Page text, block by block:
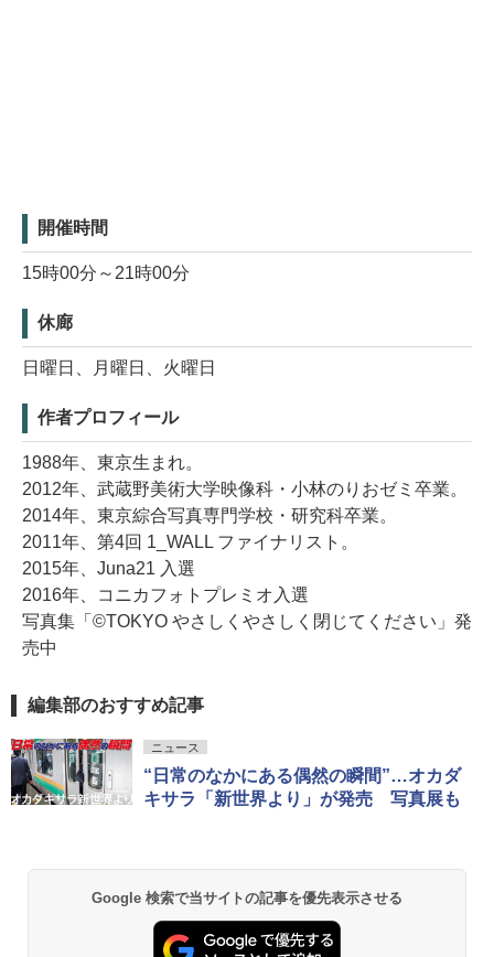
開催時間
15時00分～21時00分
休廊
日曜日、月曜日、火曜日
作者プロフィール
1988年、東京生まれ。
2012年、武蔵野美術大学映像科・小林のりおゼミ卒業。
2014年、東京綜合写真専門学校・研究科卒業。
2011年、第4回 1_WALL ファイナリスト。
2015年、Juna21 入選
2016年、コニカフォトプレミオ入選
写真集「©TOKYO やさしくやさしく閉じてください」発
売中
編集部のおすすめ記事
ニュース
“日常のなかにある偶然の瞬間”…オカダ
キサラ「新世界より」が発売 写真展も
Google 検索で当サイトの記事を優先表示させる